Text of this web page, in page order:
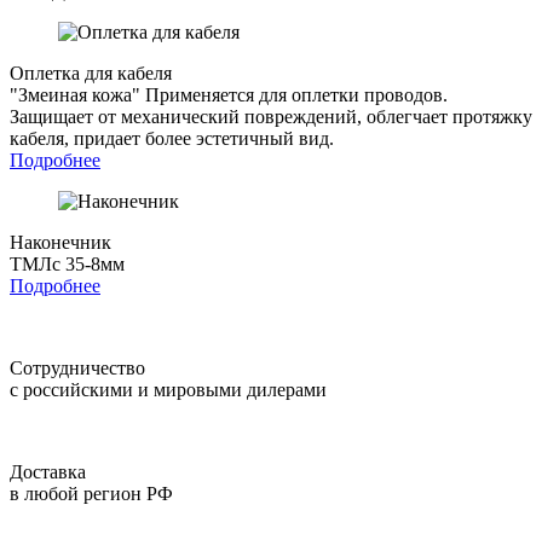
Оплетка для кабеля
"Змеиная кожа" Применяется для оплетки проводов.
Защищает от механический повреждений, облегчает протяжку
кабеля, придает более эстетичный вид.
Подробнее
Наконечник
ТМЛс 35-8мм
Подробнее
Сотрудничество
с российскими и мировыми дилерами
Доставка
в любой регион РФ